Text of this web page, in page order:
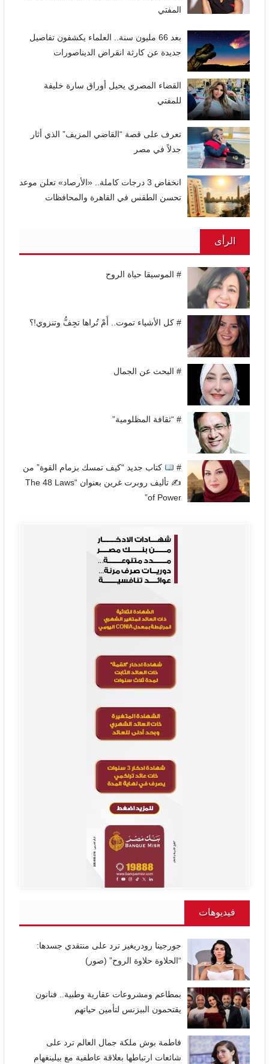
المفتي
بعد 66 مليون سنة.. العلماء يكشفون تفاصيل
جديدة عن كارثة انقراض الديناصورات
القضاء المصري يحيل أوراق سارة خليفة
للمفتي
تعرف على قصة “القاضي المزيف” الذي أثار
جدلاً في مصر
انخفاض 3 درجات كاملة.. «الأرصاد» تعلن موعد
تحسن الطقس في القاهرة والمحافظات
الرأى
# الموسيقا حياة الروح
# كل الأشياء تموت.. أَمْ تُراها تجِفُّ وتنزوي!؟
# البحث عن الجمال
# “ثقافة المظلومية”
#
كتاب جديد “كيف تمسك بزمام القوة” من
✍
تأليف روبرت غرين بعنوان “The 48 Laws
of Power”
فيديوهات
جورجينا رودريغيز ترد على منتقدي جسدها:
“الحلاوة حلاوة الروح” (صور)
بمطاعم ومشروعات عقارية وطبية.. فنانون
يقتحمون البيزنس لتأمين حياتهم
فاطمة بوش ملكة جمال العالم ترد على
شائعات ارتباطها بعلاقة عاطفية مع بيلينغهام